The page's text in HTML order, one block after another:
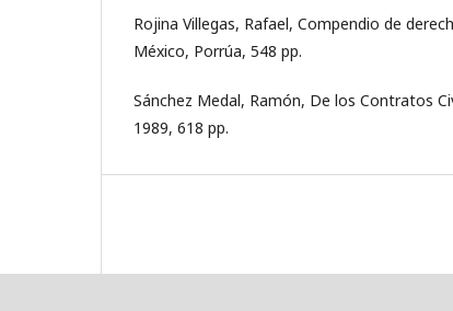
Rojina Villegas, Rafael, Compendio de
México, Porrúa, 548 pp.
Sánchez Medal, Ramón, De los Contratos
1989, 618 pp.